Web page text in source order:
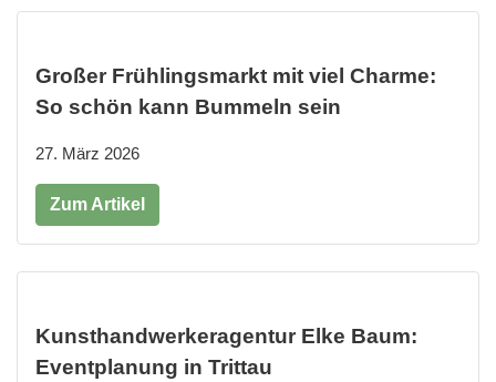
Großer Frühlingsmarkt mit viel Charme:
So schön kann Bummeln sein
27. März 2026
Zum Artikel
Kunsthandwerkeragentur Elke Baum:
Eventplanung in Trittau